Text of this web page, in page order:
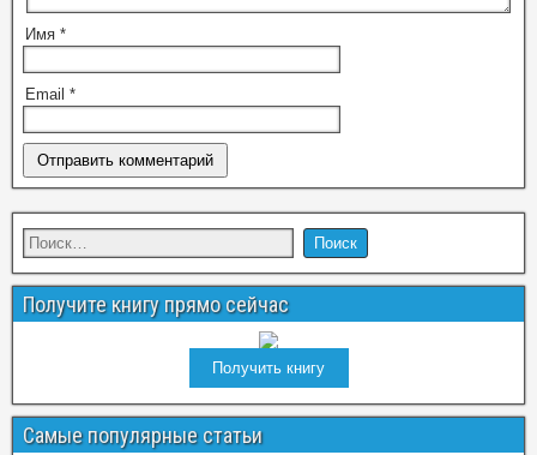
Имя *
Email *
Получите книгу прямо сейчас
Получить книгу
Самые популярные статьи